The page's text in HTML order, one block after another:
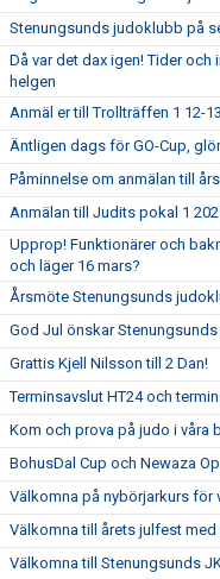
Stenungsunds judoklubb på
Då var det dax igen! Tider och
helgen
Anmäl er till Trollträffen 1 12-
Äntligen dags för GO-Cup,
Påminnelse om anmälan till
Anmälan till Judits pokal 1
Upprop! Funktionärer och
och läger 16 mars?
Årsmöte Stenungsunds
God Jul önskar
Grattis Kjell Nilsson till 2 Dan!
Terminsavslut HT24 och
Kom och prova på judo i våra
BohusDal Cup och Newaza
Välkomna på nybörjarkurs för
Välkomna till årets julfest
Välkomna till Stenungsunds